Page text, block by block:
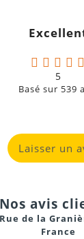
5
Basé sur 539
Laisser un
Nos avis
de la
France